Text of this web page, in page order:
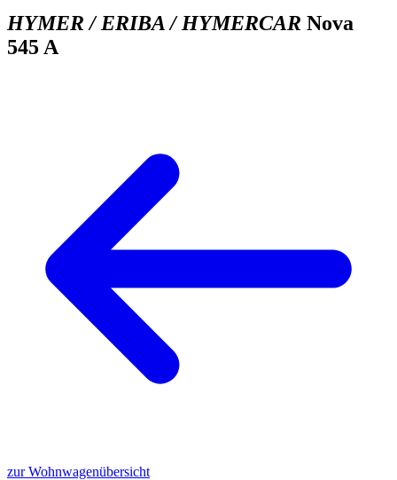
HYMER / ERIBA / HYMERCAR Nova
545 A
zur Wohnwagenübersicht